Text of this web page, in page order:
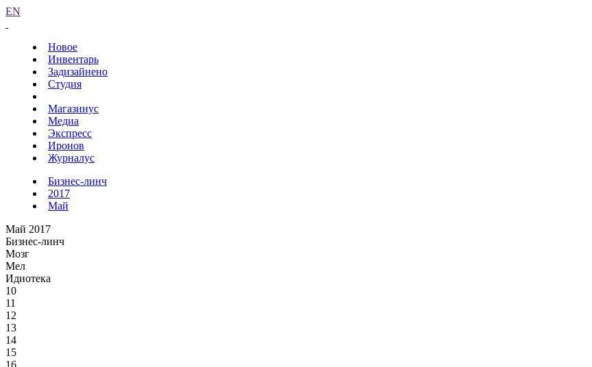
EN
Новое
Инвентарь
Задизайнено
Студия
Магазинус
Медиа
Экспресс
Иронов
Журналус
Бизнес-линч
2017
Май
Май 2017
Бизнес-линч
Мозг
Мел
Идиотека
10
11
12
13
14
15
16